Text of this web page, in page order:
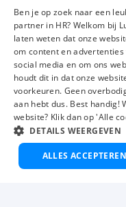
Vacatures
Werken bij Luba
Mijn Luba
Ben je op zoek naar een
partner in HR? Welkom bij
laten weten dat onze
om content en
social media en om ons
houdt dit in dat onze
voorkeuren. Geen
aan hebt dus. Best handig!
website? Klik dan op 'Alle
DETAILS WEERGEVEN
ALLES ACCEPTEREN